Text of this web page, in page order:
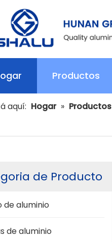
Productos
aquí: Hogar » Productos
de Producto
de aluminio
de aluminio